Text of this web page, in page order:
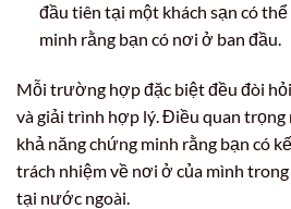
đầu tiên tại một khách sạn có
minh rằng bạn có nơi ở ban đầu.
Mỗi trường hợp đặc biệt đều đòi
và giải trình hợp lý. Điều quan trọng
khả năng chứng minh rằng bạn có
trách nhiệm về nơi ở của mình
tại nước ngoài.